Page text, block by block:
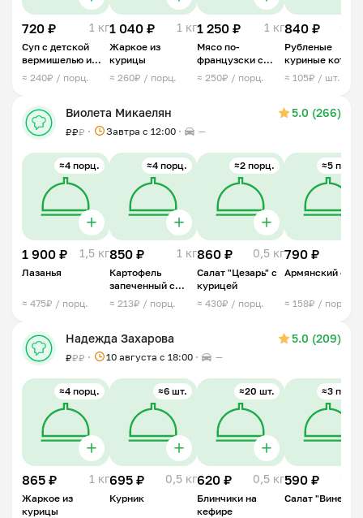
720 ₽ 1 кг
Суп с детской
вермишелью и
куриными
фрикадельками
≈ 240₽ / порц.
1 040 ₽ 1 кг
Жаркое из
курицы
≈ 260₽ / порц.
1 250 ₽ 1 кг
Мясо по-
французски с
куриной грудкой
≈ 250₽ / порц.
840 ₽
Рубленые
куриные
≈ 105₽ / шт.
Виолета Микаелян 5.0 (266)
₽₽₽ Завтра c 12:00 —
≈4 порц.
1 900 ₽ 1,5 кг
Лазанья
≈ 475₽ / порц.
≈4 порц.
850 ₽ 1 кг
Картофель
запеченный с
беконом
≈ 213₽ / порц.
≈2 порц.
860 ₽ 0,5 кг
Салат "Цезарь" с
курицей
≈ 430₽ / порц.
≈5 порц.
790 ₽
Армянский спас
≈ 158₽ / порц.
Надежда Захарова 5.0 (209)
₽₽₽ 10 августа с 18:00 —
≈4 порц.
865 ₽ 1 кг
Жаркое из
курицы
≈6 шт.
695 ₽ 0,5 кг
Курник
≈20 шт.
620 ₽ 0,5 кг
Блинчики на
кефире
≈3 порц.
590 ₽
Салат